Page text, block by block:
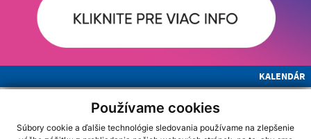
Používame cookies
Súbory cookie a ďalšie technológie sledovania používame na zlepšenie
KALENDÁR
PO UT ST ŠT PI SO
NE